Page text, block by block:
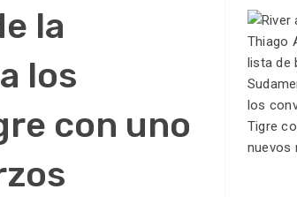
la
los
con uno